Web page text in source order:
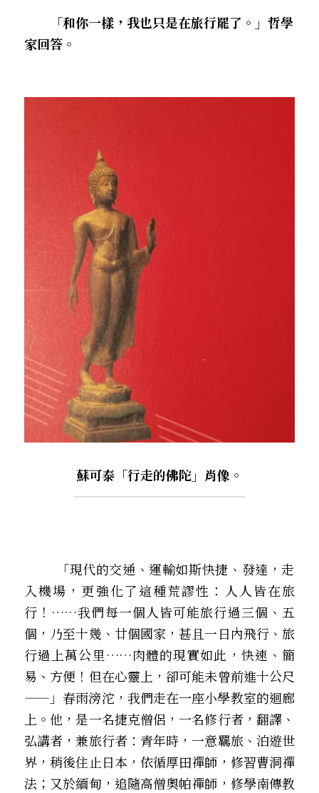
「和你一樣，我也只是在旅行罷了。」哲學
家回答。
蘇可泰「行走的佛陀」肖像。
入機場，更強化了這種荒謬性：人人皆在旅
行！……我們每一個人皆可能旅行過三個、五
個，乃至十幾、廿個國家，甚且一日內飛行、旅
行過上萬公里……肉體的現實如此，快速、簡
易、方便！但在心靈上，卻可能未曾前進十公尺
——」春雨滂沱，我們走在一座小學教室的迴廊
上。他，是一名捷克僧侶，一名修行者，翻譯、
弘講者，兼旅行者：青年時，一意羈旅、泊遊世
界，稍後住止日本，依循厚田禪師，修習曹洞禪
法；又於緬甸，追隨高僧奧帕禪師，修學南傳教